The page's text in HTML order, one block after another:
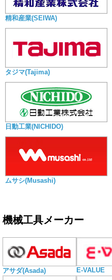
精和産業(SEIWA)
タジマ(Tajima)
日動工業(NICHIDO)
ムサシ(Musashi)
機械工具メーカー
アサダ(Asada) E-VALUE